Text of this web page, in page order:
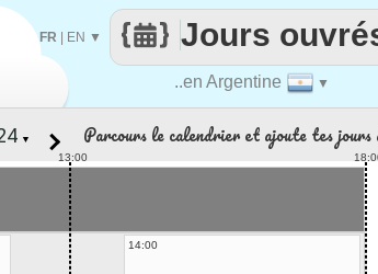
..en Argentine ▼
Jours
FR EN ▼
▼ Parcours le calendrier et ajoute tes jours
13:00
14:00